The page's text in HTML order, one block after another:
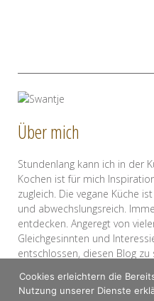
Über mich
Stundenlang kann ich in der
Kochen ist für mich
zugleich. Die vegane Küche
und abwechslungsreich.
entdecken. Angeregt von
Gleichgesinnten und
entschlossen, diesen Blog
hoffe, ihr habt damit genau
mich auf einen regen
Cookies erleichtern die
Nutzung unserer Dienste